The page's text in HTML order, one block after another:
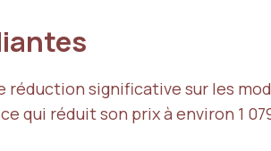
significative sur les
qui réduit son prix à environ 1